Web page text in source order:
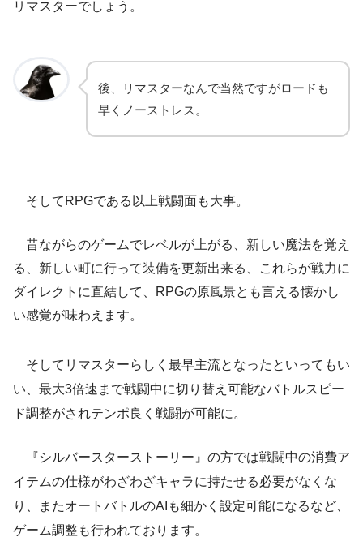
リマスターでしょう。
後、リマスターなんで当然ですがロードも
早くノーストレス。
そしてRPGである以上戦闘面も大事。
昔ながらのゲームでレベルが上がる、新しい魔法を覚え
る、新しい町に行って装備を更新出来る、これらが戦力に
ダイレクトに直結して、RPGの原風景とも言える懐かし
い感覚が味わえます。
そしてリマスターらしく最早主流となったといってもい
い、最大3倍速まで戦闘中に切り替え可能なバトルスピー
ド調整がされテンポ良く戦闘が可能に。
『シルバースターストーリー』の方では戦闘中の消費ア
イテムの仕様がわざわざキャラに持たせる必要がなくな
り、またオートバトルのAIも細かく設定可能になるなど、
ゲーム調整も行われております。